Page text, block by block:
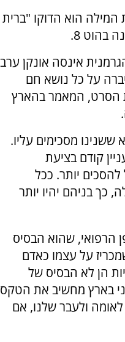
הוא הדוקו "ברית
בהוט 8.
אינסה אונקן ערב
על כל נושא חם
הסרט, המאמר בהארץ
ששנינו מסכימים עליו.
קודם בציעת
להסכים יותר. ככל
כך בניהם יהיו יותר
שהוא הבסיס
על עצמו כאדם
הן לא הבסיס של
בארץ מחשיב את הטקס
ולעבר שלנו, אם